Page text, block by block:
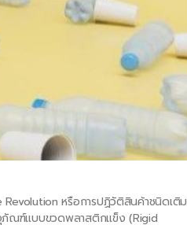
หรือการปฏิวัติสินค้าชนิดเติม
จุภัณฑ์แบบขวดพลาสติกแข็ง (Rigid